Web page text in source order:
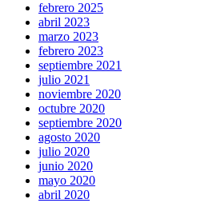
febrero 2025
abril 2023
marzo 2023
febrero 2023
septiembre 2021
julio 2021
noviembre 2020
octubre 2020
septiembre 2020
agosto 2020
julio 2020
junio 2020
mayo 2020
abril 2020